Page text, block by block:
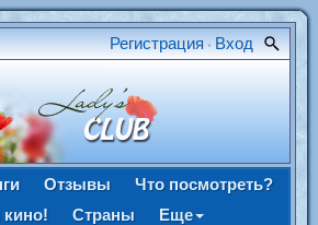
Регистрация • Вход
Отзывы
Что посмотреть?
Страны Еще